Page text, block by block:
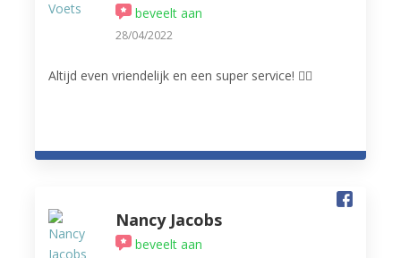
beveelt aan
28/04/2022
Altijd even vriendelijk en een super service! 👌🏻
Nancy Jacobs
beveelt aan